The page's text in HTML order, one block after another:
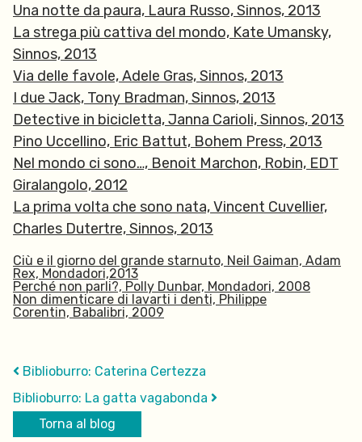
Una notte da paura, Laura Russo, Sinnos, 2013
La strega più cattiva del mondo, Kate Umansky,
Sinnos, 2013
Via delle favole, Adele Gras, Sinnos, 2013
I due Jack, Tony Bradman, Sinnos, 2013
Detective in bicicletta, Janna Carioli, Sinnos, 2013
Pino Uccellino, Eric Battut, Bohem Press, 2013
Nel mondo ci sono…, Benoit Marchon, Robin, EDT
Giralangolo, 2012
La prima volta che sono nata, Vincent Cuvellier,
Charles Dutertre, Sinnos, 2013
Ciù e il giorno del grande starnuto, Neil Gaiman, Adam
Rex, Mondadori,2013
Perché non parli?, Polly Dunbar, Mondadori, 2008
Non dimenticare di lavarti i denti, Philippe
Corentin, Babalibri, 2009
Biblioburro: Caterina Certezza
Torna al blog
Biblioburro: La gatta vagabonda